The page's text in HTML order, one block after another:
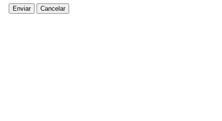
Enviar Cancelar